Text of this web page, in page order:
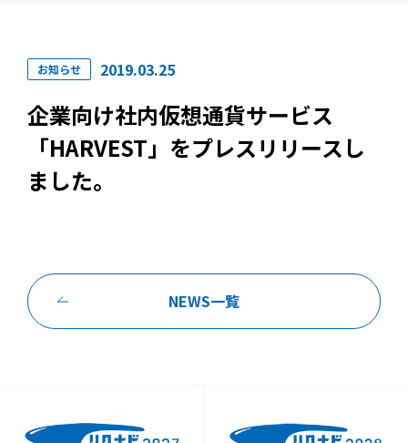
NEWS
VISION
募集要項
情報セキュリティ基本方針
お知らせ 2019.03.25
企業向け社内仮想通貨サービス
「HARVEST」をプレスリリースし
ました。
NEWS一覧